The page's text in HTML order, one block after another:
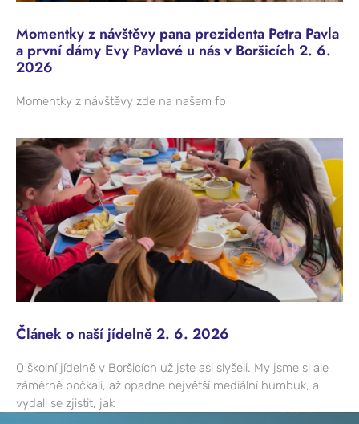
Momentky z návštěvy pana prezidenta Petra Pavla
a první dámy Evy Pavlové u nás v Boršicích 2. 6.
2026
Momentky z návštěvy zde na našem fb
Článek o naší jídelně 2. 6. 2026
O školní jídelně v Boršicích už jste asi slyšeli. My jsme si ale
záměrně počkali, až opadne největší mediální humbuk, a
vydali se zjistit, jak